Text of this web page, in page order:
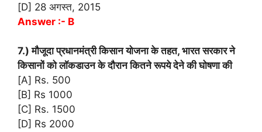
[D] 28 अगस्त, 2015
Answer :- B
7.) मौजूदा प्रधानमंत्री किसान योजना के तहत, भारत सरकार ने
किसानों को लॉकडाउन के दौरान कितने रूपये देने की घोषणा की
[A] Rs. 500
[B] Rs 1000
[C] Rs. 1500
[D] Rs 2000